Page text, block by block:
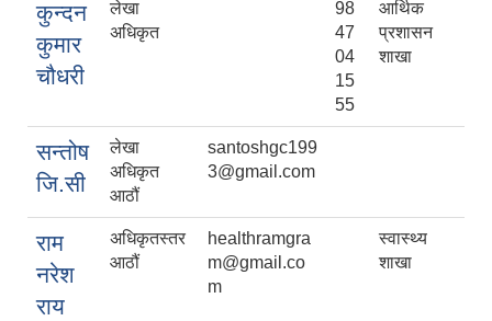
कुन्दन
कुमार
चौधरी
लेखा
अधिकृत
98
47
04
15
55
आर्थिक
प्रशासन
शाखा
सन्तोष
जि.सी
लेखा
अधिकृत
आठौं
santoshgc199
3@gmail.com
राम
नरेश
राय
अधिकृतस्तर
आठौं
healthramgra
m@gmail.co
m
स्वास्थ्य
शाखा